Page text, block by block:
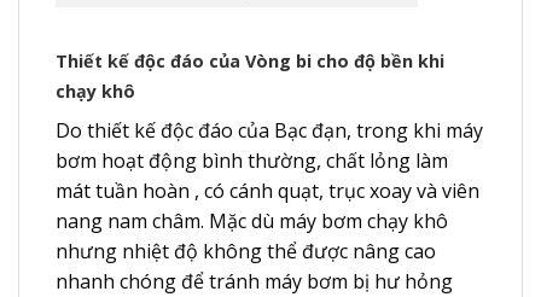
Thiết kế độc đáo của Vòng bi cho độ bền khi
chạy khô
Do thiết kế độc đáo của Bạc đạn, trong khi máy
bơm hoạt động bình thường, chất lỏng làm
mát tuần hoàn , có cánh quạt, trục xoay và viên
nang nam châm. Mặc dù máy bơm chạy khô
nhưng nhiệt độ không thể được nâng cao
nhanh chóng để tránh máy bơm bị hư hỏng